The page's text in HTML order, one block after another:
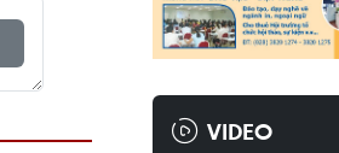
VIDEO